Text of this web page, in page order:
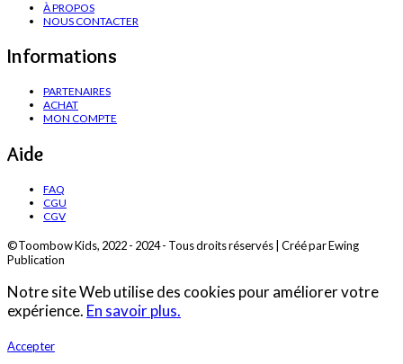
À PROPOS
NOUS CONTACTER
Informations
PARTENAIRES
ACHAT
MON COMPTE
Aide
FAQ
CGU
CGV
©Toombow Kids, 2022 - 2024 - Tous droits réservés | Créé par Ewing
Publication
Notre site Web utilise des cookies pour améliorer votre
expérience. En savoir plus.
Accepter